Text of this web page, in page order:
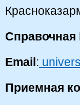
Email:
Приемная